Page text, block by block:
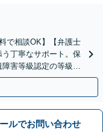
で相談OK】【弁護士
丁寧なサポート。保
害等級認定の等級ア
ください。
ルでお問い合わせ